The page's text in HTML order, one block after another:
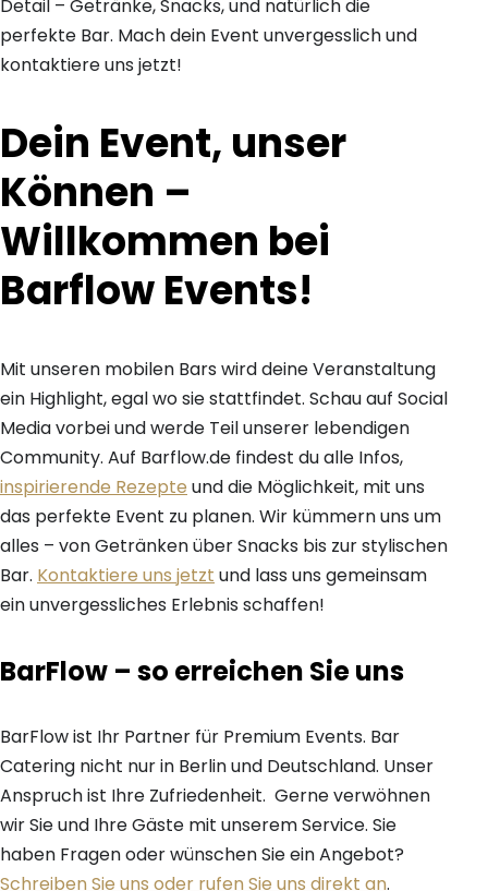
Detail – Getränke, Snacks, und natürlich die
perfekte Bar. Mach dein Event unvergesslich und
kontaktiere uns jetzt!
Dein Event, unser
Können –
Willkommen bei
Barflow Events!
Mit unseren mobilen Bars wird deine Veranstaltung
ein Highlight, egal wo sie stattfindet. Schau auf Social
Media vorbei und werde Teil unserer lebendigen
Community. Auf Barflow.de findest du alle Infos,
inspirierende Rezepte und die Möglichkeit, mit uns
das perfekte Event zu planen. Wir kümmern uns um
alles – von Getränken über Snacks bis zur stylischen
Bar. Kontaktiere uns jetzt und lass uns gemeinsam
ein unvergessliches Erlebnis schaffen!
BarFlow – so erreichen Sie uns
BarFlow ist Ihr Partner für Premium Events. Bar
Catering nicht nur in Berlin und Deutschland. Unser
Anspruch ist Ihre Zufriedenheit. Gerne verwöhnen
wir Sie und Ihre Gäste mit unserem Service. Sie
haben Fragen oder wünschen Sie ein Angebot?
Schreiben Sie uns oder rufen Sie uns direkt an.